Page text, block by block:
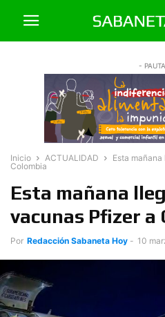
-
Inicio ACTUALIDAD
Esta
Colombia
Esta mañana
vacunas Pfizer a
Por Redacción Sabaneta Hoy - 10